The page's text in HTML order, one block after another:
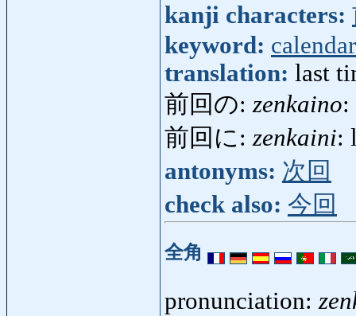
kanji characters:
keyword: calendar
translation: last
前回の: zenkaino:
前回に: zenkaini:
antonyms: 次回
check also: 今回
全角
pronunciation: